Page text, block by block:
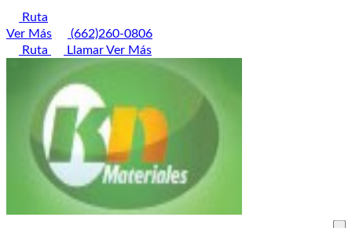
Ruta
Ver Más
(662)260-0806
Ruta
LlamarVer Más